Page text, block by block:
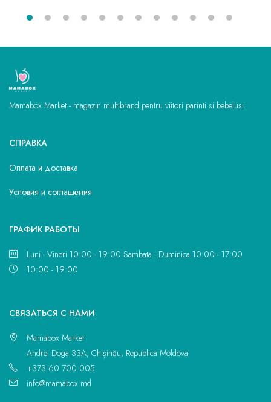
Mamabox Market - magazin multibrand pentru viitori parinti si bebelusi.
СПРАВКА
Оплата и доставка
Условия и соглашения
ГРАФИК РАБОТЫ
Luni - Vineri 10:00 - 19:00 Sambata - Duminica 10:00 - 17:00
10:00 - 19:00
CВЯЗАТЬСЯ С НАМИ
Mamabox Market
Andrei Doga 33A, Chișinău, Republica Moldova
+373 60 700 005
info@mamabox.md